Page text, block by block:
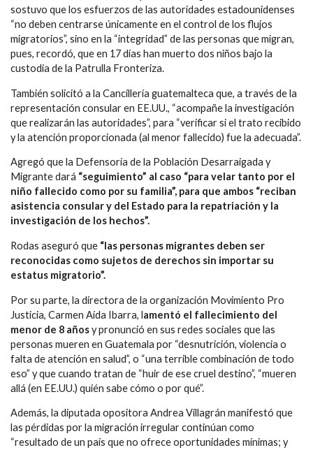
sostuvo que los esfuerzos de las autoridades estadounidenses
“no deben centrarse únicamente en el control de los flujos
migratorios”, sino en la “integridad” de las personas que migran,
pues, recordó, que en 17 días han muerto dos niños bajo la
custodia de la Patrulla Fronteriza.
También solicitó a la Cancillería guatemalteca que, a través de la
representación consular en EE.UU., “acompañe la investigación
que realizarán las autoridades”, para “verificar si el trato recibido
y la atención proporcionada (al menor fallecido) fue la adecuada”.
Agregó que la Defensoría de la Población Desarraigada y
Migrante dará “seguimiento” al caso “para velar tanto por el
niño fallecido como por su familia”, para que ambos “reciban
asistencia consular y del Estado para la repatriación y la
investigación de los hechos”.
Rodas aseguró que “las personas migrantes deben ser
reconocidas como sujetos de derechos sin importar su
estatus migratorio”.
Por su parte, la directora de la organización Movimiento Pro
Justicia, Carmen Aída Ibarra, lamentó el fallecimiento del
menor de 8 añosy pronunció en sus redes sociales que las
personas mueren en Guatemala por “desnutrición, violencia o
falta de atención en salud”, o “una terrible combinación de todo
eso” y que cuando tratan de “huir de ese cruel destino”, “mueren
allá (en EE.UU.) quién sabe cómo o por qué”.
Además, la diputada opositora Andrea Villagrán manifestó que
las pérdidas por la migración irregular continúan como
“resultado de un país que no ofrece oportunidades mínimas; y